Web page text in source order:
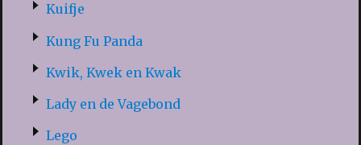
Kuifje
Kung Fu Panda
Kwik, Kwek en Kwak
Lady en de Vagebond
Lego